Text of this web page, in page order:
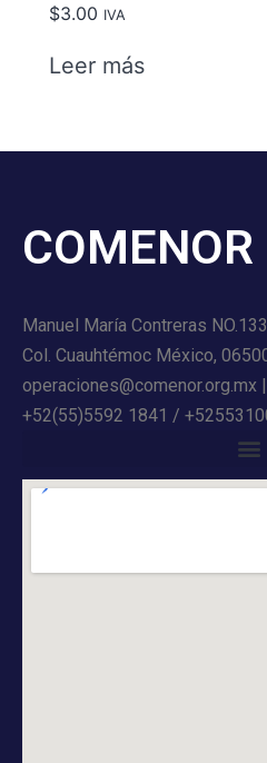
$3.00 IVA
Leer más
COMENOR
Manuel María Contreras
Col. Cuauhtémoc México,
operaciones@comenor.org.mx
+52(55)5592 1841 /